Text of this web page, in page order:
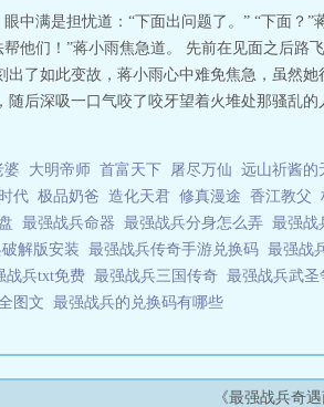
中满是担忧道：“下面出问题了。” “下面
他们！”蒋小雨焦急道。 先前在见面之后
出了如此变故，蒋小雨心中难免焦急，虽然
随后深吸一口气咬了咬牙望着火堆处那骚乱
婆 大明帝师 首富天下 屠尽万仙 远山祈酱的
代 极品奶爸 造化天君 修真漫途 香江教父
最强战兵命器 最强战兵分身怎么弄 最强战
解版安装 最强战兵传奇手游兑换码 最强战
战兵txt免费 最强战兵三国传奇 最强战兵武圣
图文 最强战兵的兑换码有哪些
《最强战兵奇